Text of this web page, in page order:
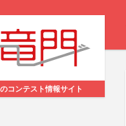
コンテスト情報サイト